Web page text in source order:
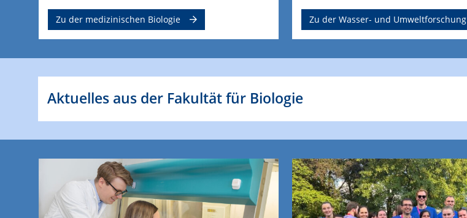
Zu der medizinischen Biologie Zu der Wasser- und Umweltforschung
Aktuelles aus der Fakultät für Biologie